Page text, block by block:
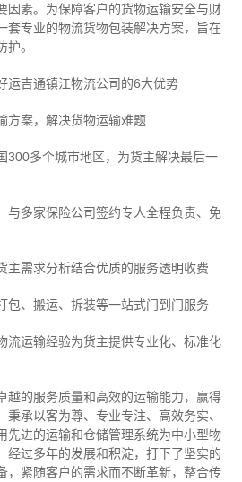
因素。为保障客户的货物运输安全与财
套专业的物流货物包装解决方案，旨在
。
运吉通镇江物流公司的6大优势
方案，解决货物运输难题
300多个城市地区，为货主解决最后一
与多家保险公司签约专人全程负责、免
主需求分析结合优质的服务透明收费
包、搬运、拆装等一站式门到门服务
流运输经验为货主提供专业化、标准化
越的服务质量和高效的运输能力，赢得
秉承以客为尊、专业专注、高效务实、
先进的运输和仓储管理系统为中小型物
经过多年的发展和积淀，打下了坚实的
，紧随客户的需求而不断革新，整合传